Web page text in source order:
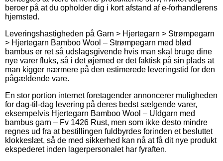
beroer på at du opholder dig i kort afstand af e-forhandlerens
hjemsted.
Leveringshastigheden på Garn > Hjertegarn > Strømpegarn
> Hjertegarn Bamboo Wool – Strømpegarn med blød
bambus er ret så udslagsgivende hvis man skal bruge dine
nye varer fluks, så i det øjemed er det faktisk på sin plads at
man kigger nærmere på den estimerede leveringstid for den
pågældende vare.
En stor portion internet foretagender annoncerer muligheden
for dag-til-dag levering på deres bedst sælgende varer,
eksempelvis Hjertegarn Bamboo Wool – Uldgarn med
bambus garn – Fv 1426 Rust, men som ikke desto mindre
regnes ud fra at bestillingen fuldbyrdes forinden et besluttet
klokkeslæt, så de med sikkerhed kan nå at få dit nye produkt
ekspederet inden lagerpersonalet har fyraften.